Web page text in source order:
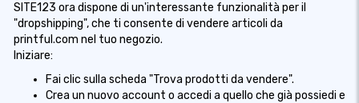
SITE123 ora dispone di un'interessante funzionalità per il
"dropshipping", che ti consente di vendere articoli da
printful.com nel tuo negozio.
Iniziare:
Fai clic sulla scheda "Trova prodotti da vendere".
Crea un nuovo account o accedi a quello che già possiedi e